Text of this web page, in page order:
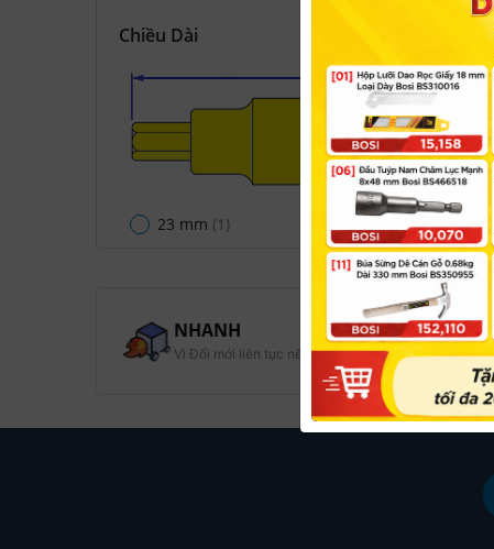
Chiều Dài
23 mm (1)
NHANH
Vì Đổi mới liên tục nên Nhanh hơn